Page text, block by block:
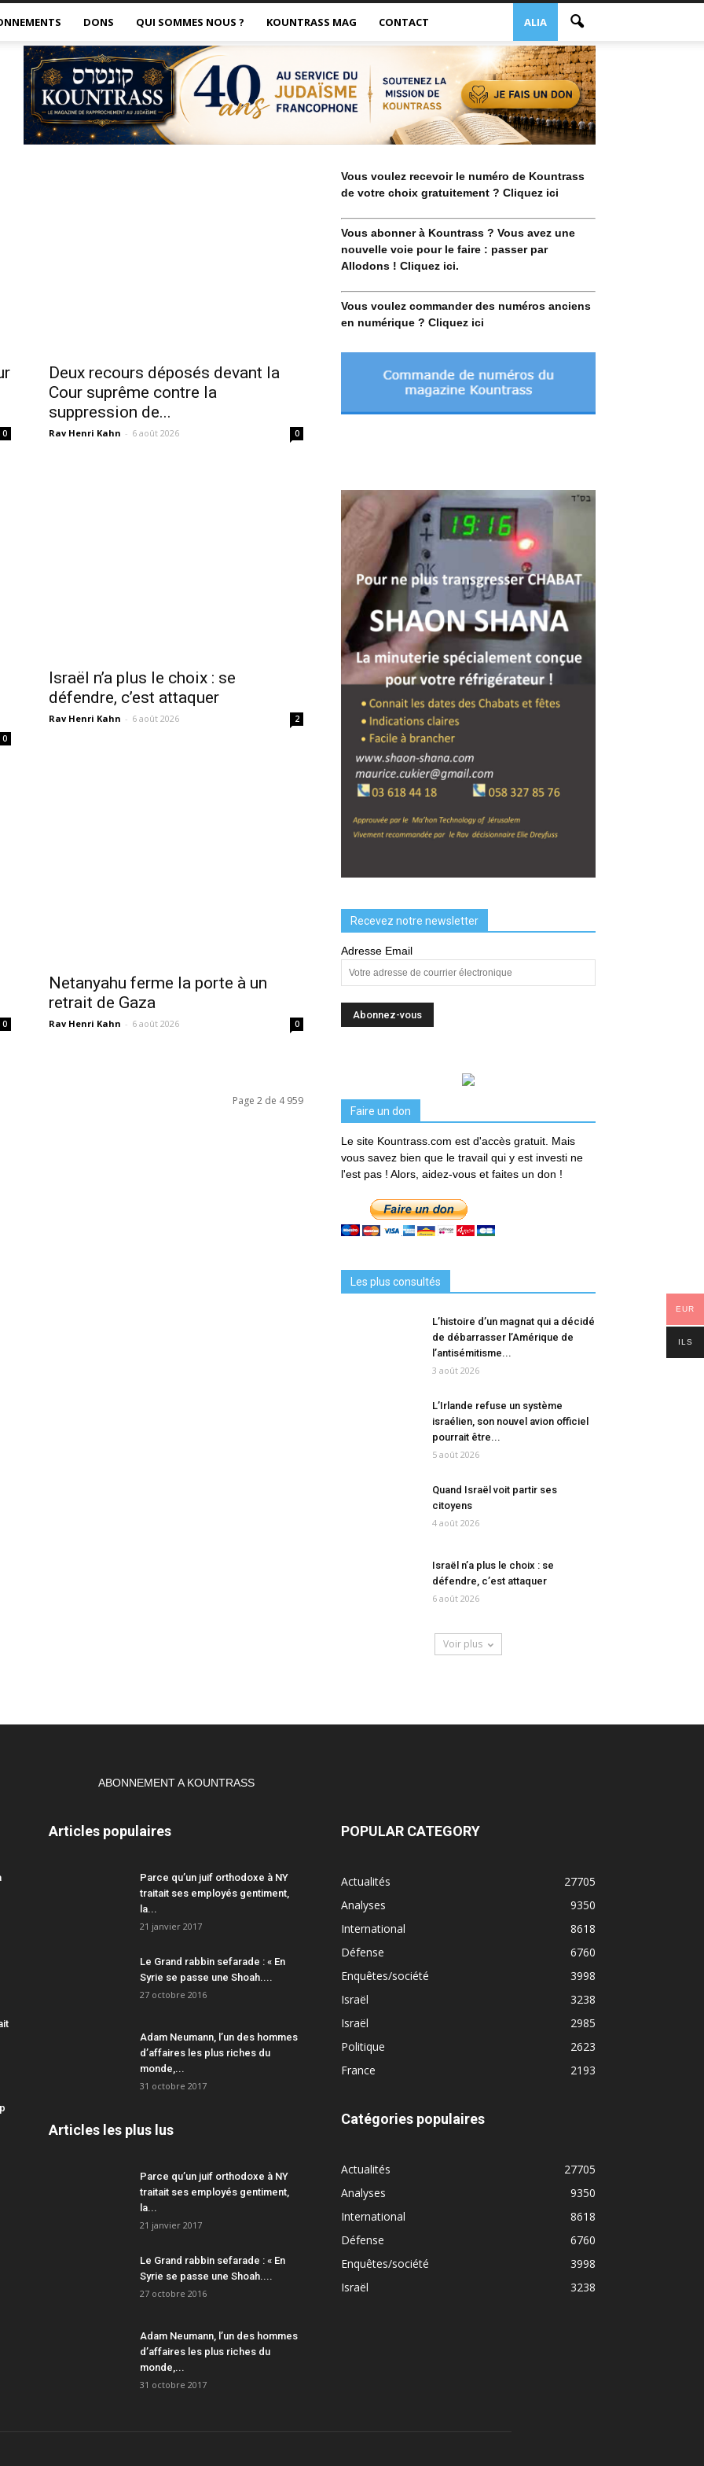
DONS ALIA
QUI SOMMES NOUS ? KOUNTRASS MAG CONTACT
0
Deux recours déposés devant la
Cour suprême contre la
suppression de...
Rav Henri Kahn - 6 août 2026 0
0
Israël n’a plus le choix : se
défendre, c’est attaquer
Rav Henri Kahn - 6 août 2026 2
0
Netanyahu ferme la porte à un
retrait de Gaza
Rav Henri Kahn - 6 août 2026 0
Page 2 de 4 959
Vous voulez recevoir le numéro de Kountrass
de votre choix gratuitement ? Cliquez ici
Vous abonner à Kountrass ? Vous avez une
nouvelle voie pour le faire : passer par
Allodons ! Cliquez ici.
Vous voulez commander des numéros anciens
en numérique ? Cliquez ici
Recevez notre newsletter
Adresse Email
Faire un don
Le site Kountrass.com est d'accès gratuit. Mais
vous savez bien que le travail qui y est investi ne
l'est pas ! Alors, aidez-vous et faites un don !
Les plus consultés
L’histoire d’un magnat qui a décidé
de débarrasser l’Amérique de
l’antisémitisme...
3 août 2026
L’Irlande refuse un système
israélien, son nouvel avion officiel
pourrait être...
5 août 2026
Quand Israël voit partir ses
citoyens
4 août 2026
Israël n’a plus le choix : se
défendre, c’est attaquer
6 août 2026
Voir plus
ABONNEMENT A KOUNTRASS
Articles populaires
Parce qu’un juif orthodoxe à NY
traitait ses employés gentiment,
la...
21 janvier 2017
Le Grand rabbin sefarade : « En
Syrie se passe une Shoah....
27 octobre 2016
Adam Neumann, l’un des hommes
d’affaires les plus riches du
monde,...
31 octobre 2017
Articles les plus lus
Parce qu’un juif orthodoxe à NY
traitait ses employés gentiment,
la...
21 janvier 2017
Le Grand rabbin sefarade : « En
Syrie se passe une Shoah....
27 octobre 2016
Adam Neumann, l’un des hommes
d’affaires les plus riches du
monde,...
31 octobre 2017
POPULAR CATEGORY
Actualités
27705
Analyses
9350
International
8618
Défense
6760
Enquêtes/société
3998
Israël
3238
Israël
2985
Politique
2623
France
2193
Catégories populaires
Actualités
27705
Analyses
9350
International
8618
Défense
6760
Enquêtes/société
3998
Israël
3238
EUR
ILS